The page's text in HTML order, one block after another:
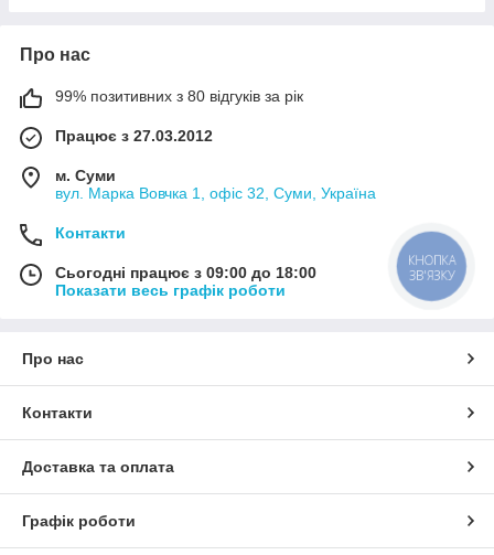
Про нас
99% позитивних з 80 відгуків за рік
Працює з 27.03.2012
м. Суми
вул. Марка Вовчка 1, офіс 32, Суми, Україна
Контакти
Сьогодні працює з 09:00 до 18:00
Показати весь графік роботи
Про нас
Контакти
Доставка та оплата
Графік роботи
КНОПКА
ЗВ'ЯЗКУ